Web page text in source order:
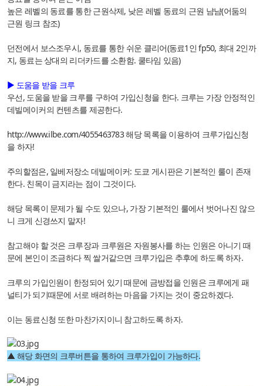
높은 레벨의 동료를 통한 근원삭제, 낮은 레벨 동료의 근원 냠냠(어둠의
근원 링크 참조)
던전에서 보스조우시, 동료를 통한 쉬운 클리어(동료1인 fp50, 최대 2인까
지, 동료는 상대의 리더카드를 소환함. 쿨타임 있음)
▶ 도움을 받을 크루
우선, 도움을 받을 크루를 구하여 가입신청을 한다. 크루는 가장 안정적인
데빌메이커의 컨텐츠를 제공한다.
http://www.ilbe.com/4055463783해당 목록을 이용하여 크루가입신청
을 하자!
주의할점은, 일베저장소 데빌메이커: 도쿄 게시판은 기본적인 룰이 존재
한다. 친목이 금지라는 점이 그것이다.
해당 목록이 문제가 될 수도 있으나, 가장 기본적인 룰에서 벗어나진 않으
니 크게 신경쓰지 말자!
참고해야 할 것은 크루장과 크루원은 자원봉사를 하는 인원은 아니기 때
문에 본인이 조금하다 찍 쌀거같으면 크루가입은 추후에 하도록 하자.
크루의 가입인원이 한정되어 있기 때문에 금방접을 인원은 크루에게 패
널티가 되기때문에 서로 배려하는 마음을 가지는 것이 중요하겠다.
이는 동료신청 또한 마찬가지이니 참고하도록 하자.
▲ 해당 화면의 크루버튼을 통하여 크루가입이 가능하다.